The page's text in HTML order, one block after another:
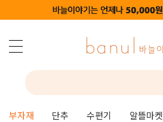
부자재 단추 수편기 알뜰마켓